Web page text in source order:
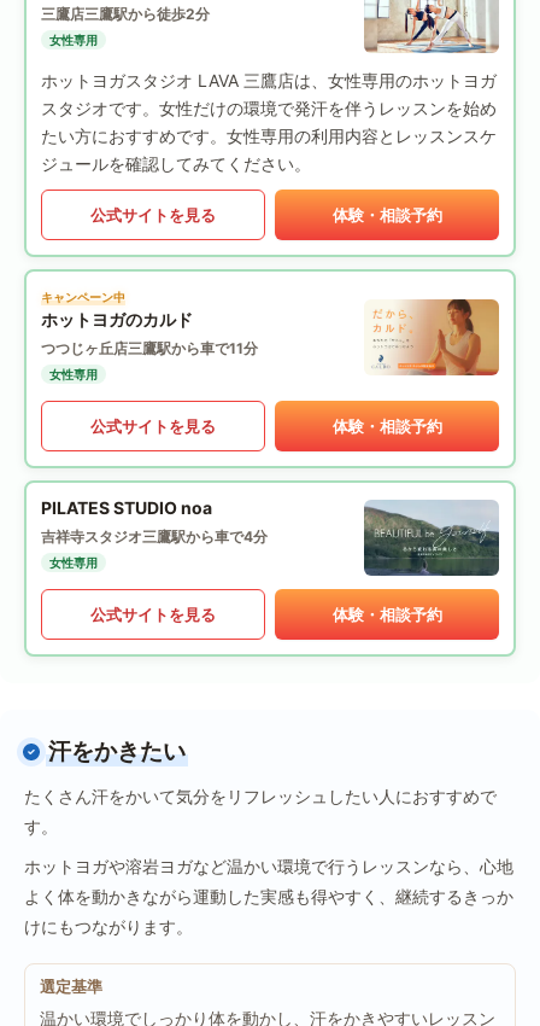
三鷹店三鷹駅から徒歩2分
女性専用
ホットヨガスタジオ LAVA 三鷹店は、女性専用のホットヨガ
スタジオです。女性だけの環境で発汗を伴うレッスンを始め
たい方におすすめです。女性専用の利用内容とレッスンスケ
ジュールを確認してみてください。
公式サイトを見る 体験・相談予約
キャンペーン中
ホットヨガのカルド
つつじヶ丘店三鷹駅から車で11分
女性専用
公式サイトを見る 体験・相談予約
PILATES STUDIO noa
吉祥寺スタジオ三鷹駅から車で4分
女性専用
公式サイトを見る 体験・相談予約
汗をかきたい
たくさん汗をかいて気分をリフレッシュしたい人におすすめで
す。
ホットヨガや溶岩ヨガなど温かい環境で行うレッスンなら、心地
よく体を動かきながら運動した実感も得やすく、継続するきっか
けにもつながります。
選定基準
温かい環境でしっかり体を動かし、汗をかきやすいレッスン